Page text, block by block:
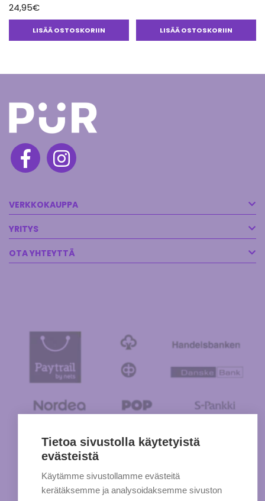
24,95€
LISÄÄ OSTOSKORIIN LISÄÄ OSTOSKORIIN
VERKKOKAUPPA
YRITYS
OTA YHTEYTTÄ
Tietoa sivustolla käytetyistä
evästeistä
Käytämme sivustollamme evästeitä
kerätäksemme ja analysoidaksemme sivuston